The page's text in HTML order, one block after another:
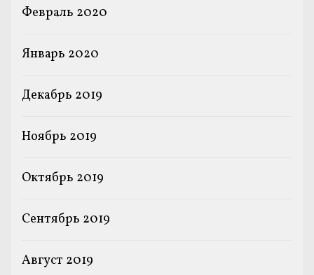
Февраль 2020
Январь 2020
Декабрь 2019
Ноябрь 2019
Октябрь 2019
Сентябрь 2019
Август 2019